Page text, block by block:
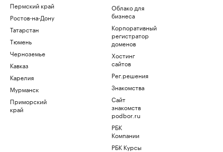
Пермский край
Ростов-на-Дону
Татарстан
Тюмень
Черноземье
Кавказ
Карелия
Мурманск
Приморский
край
Облако для
бизнеса
Корпоративный
регистратор
доменов
Хостинг
сайтов
Рег.решения
Знакомства
Сайт
знакомств
podbor.ru
РБК
Компании
РБК Курсы